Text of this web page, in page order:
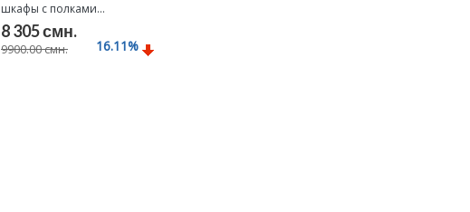
шкафы с полками...
8 305 смн.
9900.00 смн. 16.11%